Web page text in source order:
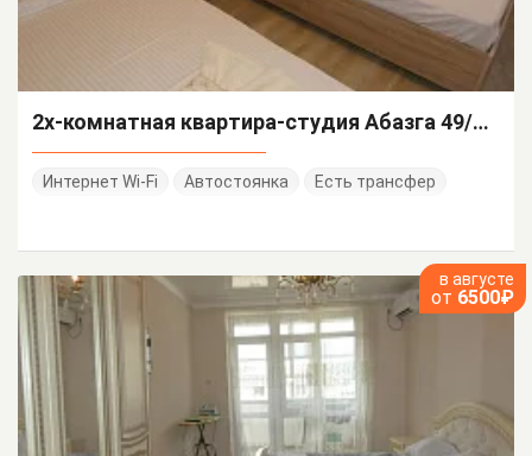
2х-комнатная квартира-студия Абазга 49/1 кв 37
Интернет Wi-Fi Автостоянка Есть трансфер
в августе
от 6500₽